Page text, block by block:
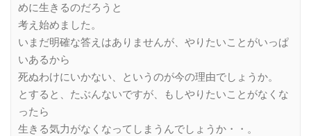
めに生きるのだろうと
考え始めました。
いまだ明確な答えはありませんが、やりたいことがいっぱ
いあるから
死ぬわけにいかない、というのが今の理由でしょうか。
とすると、たぶんないですが、もしやりたいことがなくな
ったら
生きる気力がなくなってしまうんでしょうか・・。